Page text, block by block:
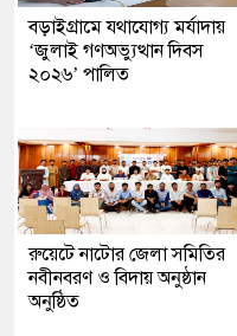
বড়াইগ্রামে যথাযোগ্য মর্যাদায়
‘জুলাই গণঅভ্যুত্থান দিবস
২০২৬’ পালিত
রুয়েটে নাটোর জেলা সমিতির
নবীনবরণ ও বিদায় অনুষ্ঠান
অনুষ্ঠিত